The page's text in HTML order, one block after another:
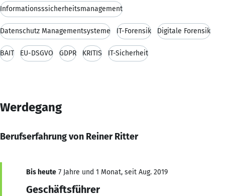
Informationsssicherheitsmanagement
Datenschutz Managementsysteme IT-Forensik Digitale Forensik
BAIT EU-DSGVO GDPR KRITIS IT-Sicherheit
Werdegang
Berufserfahrung von Reiner Ritter
Bis heute 7 Jahre und 1 Monat, seit Aug. 2019
Geschäftsführer